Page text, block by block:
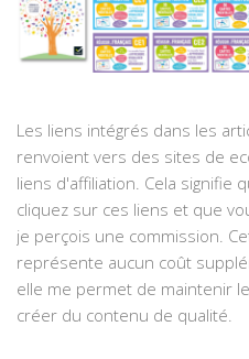
Les liens intégrés dans les
renvoient vers des sites de
liens d'affiliation. Cela signifie
cliquez sur ces liens et que
je perçois une commission.
représente aucun coût
elle me permet de maintenir
créer du contenu de qualité.